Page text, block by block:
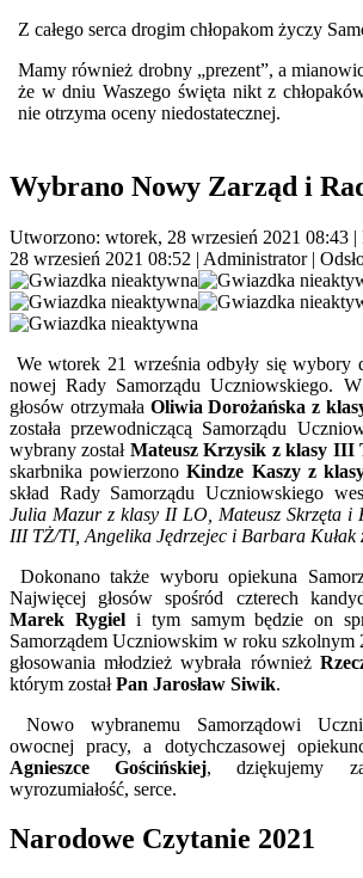
Z całego serca drogim chłopakom życzy
Mamy również drobny „prezent”, a
że w dniu Waszego święta nikt z
nie otrzyma oceny niedostatecznej.
Wybrano Nowy Zarząd i
Utworzono: wtorek, 28 wrzesień 2021 08:43 |
28 wrzesień 2021 08:52 | Administrator|
We wtorek 21 września odbyły się wybory
nowej Rady Samorządu Uczniowskiego.
głosów otrzymała Oliwia Dorożańska z
została przewodniczącą Samorządu
wybrany został Mateusz Krzysik z klasy III
skarbnika powierzonoKindze Kaszy z
skład Rady Samorządu Uczniowskiego
Julia Mazur z klasy II LO, Mateusz Skrzęta i
III TŻ/TI, Angelika Jędrzejec i Barbara Kułak
Dokonano także wyboru opiekuna
Najwięcej głosów spośród czterech
Marek Rygieli tym samym będzie on
Samorządem Uczniowskim w roku szkolnym
głosowania młodzież wybrała również
którym zostałPan Jarosław Siwik.
Nowo wybranemu Samorządowi
owocnej pracy, a dotychczasowej
Agnieszce Gościńskiej, dziękujemy
wyrozumiałość, serce.
Narodowe Czytanie 2021